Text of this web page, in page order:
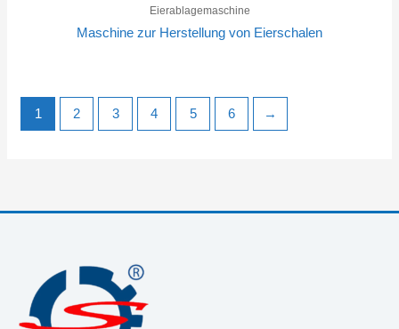
Eierablagemaschine
Maschine zur Herstellung von Eierschalen
1 2 3 4 5 6 →